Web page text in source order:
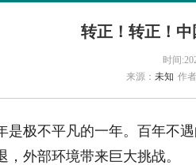
转正！转正！
时间
来源： 未知 作
是极不平凡的一年。百年不
，外部环境带来巨大挑战。